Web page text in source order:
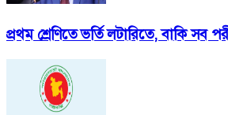
প্রথম শ্রেণিতে ভর্তি লটারিতে, বাকি সব